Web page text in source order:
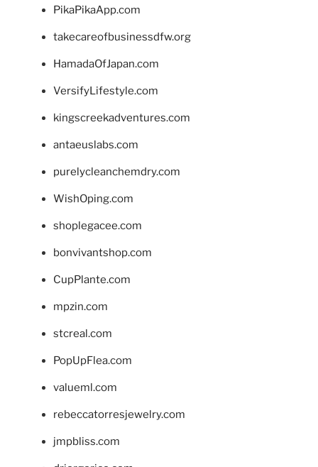
PikaPikaApp.com
takecareofbusinessdfw.org
HamadaOfJapan.com
VersifyLifestyle.com
kingscreekadventures.com
antaeuslabs.com
purelycleanchemdry.com
WishOping.com
shoplegacee.com
bonvivantshop.com
CupPlante.com
mpzin.com
stcreal.com
PopUpFlea.com
valueml.com
rebeccatorresjewelry.com
jmpbliss.com